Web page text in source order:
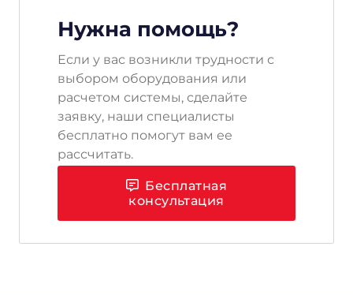
Нужна помощь?
Если у вас возникли трудности с
выбором оборудования или
расчетом системы, сделайте
заявку, наши специалисты
бесплатно помогут вам ее
рассчитать.
Бесплатная
консультация